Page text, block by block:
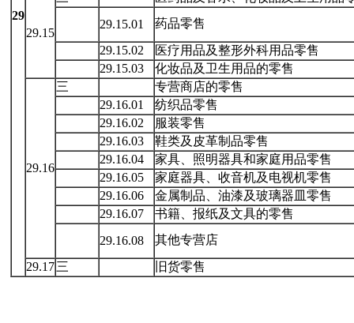
29
29.15
29.15.01
药品零售
29.15.02
医疗用品及整形外科用品零售
29.15.03
化妆品及卫生用品的零售
29.16
三
专营商店的零售
29.16.01
纺织品零售
29.16.02
服装零售
29.16.03
鞋类及皮革制品零售
29.16.04
家具、照明器具和家庭用品零售
29.16.05
家庭器具、收音机及电视机零售
29.16.06
金属制品、油漆及玻璃器皿零售
29.16.07
书籍、报纸及文具的零售
29.16.08
其他专营店
29.17三 旧货零售